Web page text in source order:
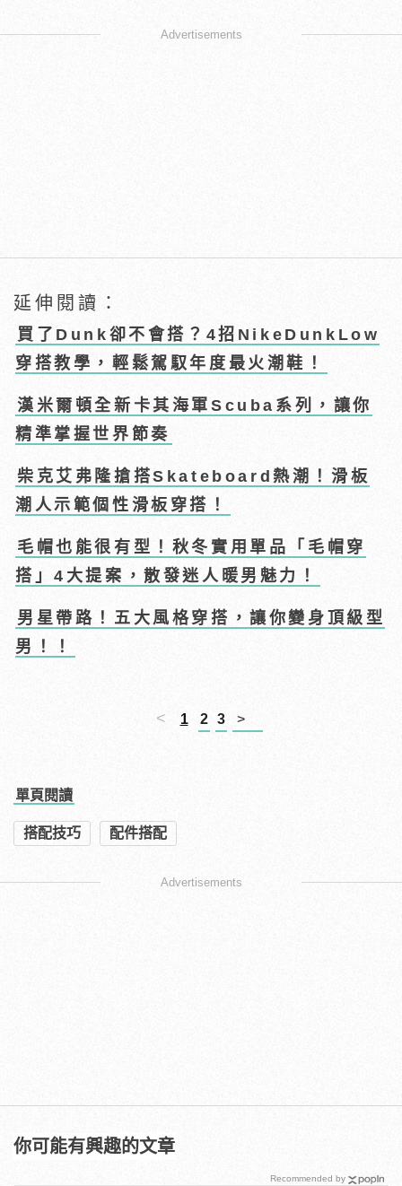
Advertisements
延伸閱讀：
買了Dunk卻不會搭？4招NikeDunkLow
穿搭教學，輕鬆駕馭年度最火潮鞋！
漢米爾頓全新卡其海軍Scuba系列，讓你
精準掌握世界節奏
柴克艾弗隆搶搭Skateboard熱潮！滑板
潮人示範個性滑板穿搭！
毛帽也能很有型！秋冬實用單品「毛帽穿
搭」4大提案，散發迷人暖男魅力！
男星帶路！五大風格穿搭，讓你變身頂級型
男！！
< 1 2 3 >
單頁閱讀
搭配技巧 配件搭配
Advertisements
你可能有興趣的文章
Recommended by